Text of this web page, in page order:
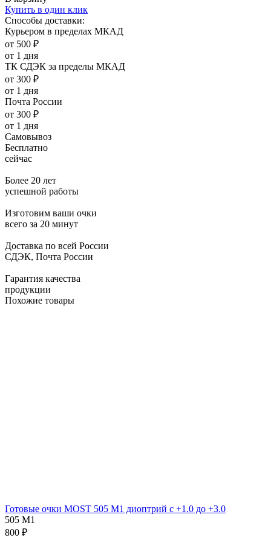
Купить в один клик
Способы доставки:
Курьером в пределах МКАД
от 500 ₽
от 1 дня
ТК СДЭК за пределы МКАД
от 300 ₽
от 1 дня
Почта России
от 300 ₽
от 1 дня
Самовывоз
Бесплатно
сейчас
Более 20 лет
успешной работы
Изготовим ваши очки
всего за 20 минут
Доставка по всей России
СДЭК, Почта России
Гарантия качества
продукции
Похожие товары
Готовые очки MOST 505 M1 диоптрий с +1.0 до +3.0
505 M1
800 ₽